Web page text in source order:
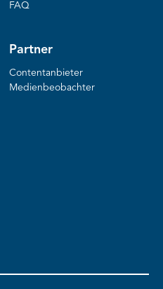
FAQ
Partner
Contentanbieter
Medienbeobachter